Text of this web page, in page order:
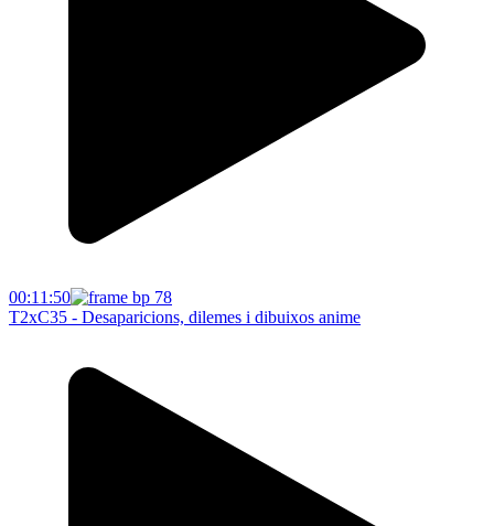
00:11:50
T2xC35 - Desaparicions, dilemes i dibuixos anime